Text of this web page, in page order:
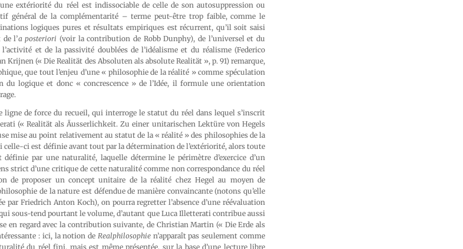
extériorité du réel est indissociable de celle de son autosuppression ou
général de la complémentarité – terme peut-être trop faible, comme le
logiques pures et résultats empiriques est récurrent, qu’il soit saisi
de l’a posteriori (voir la contribution de Robb Dunphy), de l’universel et du
et de la passivité doublées de l’idéalisme et du réalisme (Federico
Krijnen (« Die Realität des Absoluten als absolute Realität », p. 91) remarque,
que tout l’enjeu d’une « philosophie de la réalité » comme spéculation
du logique et donc « concrescence » de l’Idée, il formule une orientation
ligne de force du recueil, qui interroge le statut du réel dans lequel s’inscrit
(« Realität als Äusserlichkeit. Zu einer unitarischen Lektüre von Hegels
mise au point relativement au statut de la « réalité » des philosophies de la
celle-ci est définie avant tout par la détermination de l’extériorité, alors toute
par une naturalité, laquelle détermine le périmètre d’exercice d’un
strict d’une critique de cette naturalité comme non correspondance du réel
de proposer un concept unitaire de la réalité chez Hegel au moyen de
de la nature est défendue de manière convaincante (notons qu’elle
par Friedrich Anton Koch), on pourra regretter l’absence d’une réévaluation
sous-tend pourtant le volume, d’autant que Luca Illetterati contribue aussi
en regard avec la contribution suivante, de Christian Martin (« Die Erde als
: ici, la notion de Realphilosophien’apparaît pas seulement comme
du réel fini, mais est même présentée, sur la base d’une lecture libre